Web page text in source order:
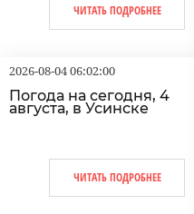
ЧИТАТЬ ПОДРОБНЕЕ
2026-08-04 06:02:00
Погода на сегодня, 4
августа, в Усинске
ЧИТАТЬ ПОДРОБНЕЕ